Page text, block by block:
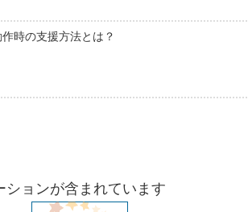
時の支援方法とは？
ションが含まれています